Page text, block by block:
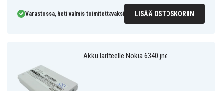
Varastossa, heti valmis toimitettavaksi LISÄÄ OSTOSKORIIN
Akku laitteelle Nokia 6340 jne